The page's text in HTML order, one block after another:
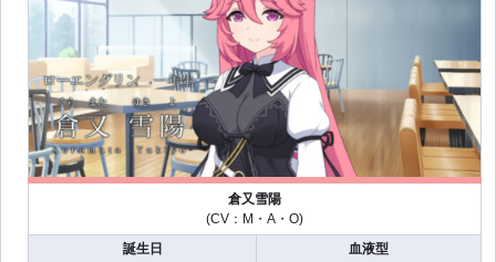
倉又雪陽
(CV：M・A・O)
誕生日
血液型